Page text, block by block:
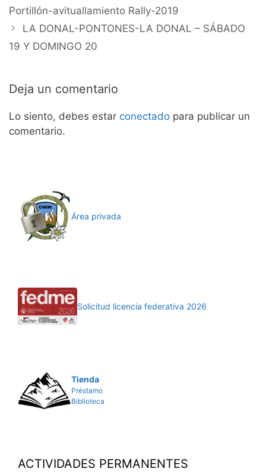
Portillón-avituallamiento Rally-2019
LA DONAL-PONTONES-LA DONAL – SÁBADO
19 Y DOMINGO 20
Deja un comentario
Lo siento, debes estar conectado para publicar un
comentario.
Área privada
Solicitud licencia federativa 2026
Tienda
Préstamo
Biblioteca
ACTIVIDADES PERMANENTES